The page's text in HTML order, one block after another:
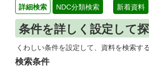
詳細検索 NDC分類検索 新着資料
条件を詳しく設定して
くわしい条件を設定して、資料を検索す
検索条件